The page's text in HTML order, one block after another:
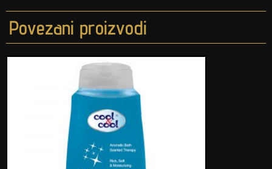
Povezani proizvodi